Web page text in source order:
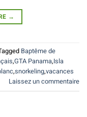
→
Baptême de
,GTA Panama,Isla
,snorkeling,vacances
Laissez un commentaire